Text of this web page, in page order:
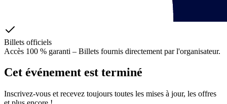
Billets officiels
Accès 100 % garanti – Billets fournis directement par l'organisateur.
Cet événement est terminé
Inscrivez-vous et recevez toujours toutes les mises à jour, les offres